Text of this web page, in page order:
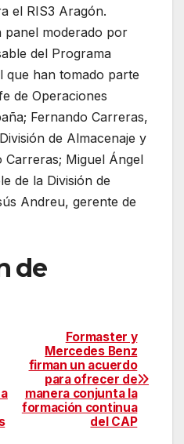
el RIS3 Aragón.
panel moderado por
del Programa
que han tomado parte
de Operaciones
Fernando Carreras,
de Almacenaje y
Carreras; Miguel Ángel
de la División de
Andreu, gerente de
de
Formaster y
Mercedes Benz
firman un acuerdo
para ofrecer de
manera conjunta la
formación continua
del CAP